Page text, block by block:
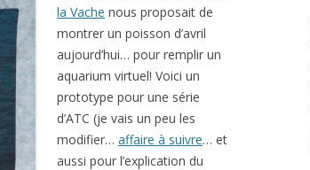
la Vache nous proposait de
montrer un poisson d’avril
aujourd’hui… pour remplir un
aquarium virtuel! Voici un
prototype pour une série
d’ATC (je vais un peu les
modifier… affaire à suivre… et
aussi pour l’explication du